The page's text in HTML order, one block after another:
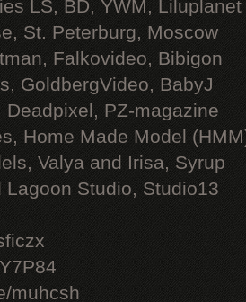
LS, BD, YWM, Liluplanet
St. Peterburg, Moscow
Falkovideo, Bibigon
GoldbergVideo, BabyJ
Deadpixel, PZ-magazine
Home Made Model
Valya and Irisa, Syrup
Lagoon Studio, Studio13
muhcsh